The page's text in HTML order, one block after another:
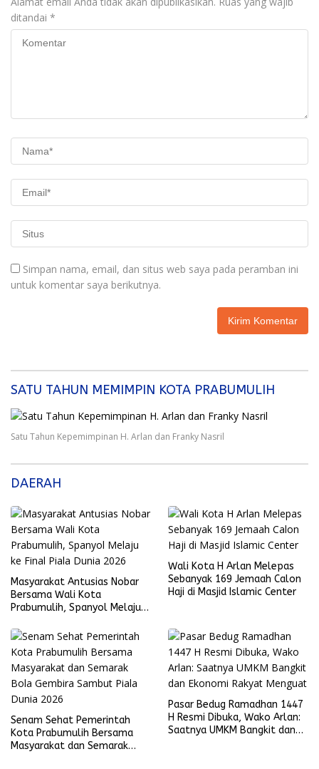
ditandai *
Simpan nama, email, dan situs web saya pada peramban ini
untuk komentar saya berikutnya.
SATU TAHUN MEMIMPIN KOTA PRABUMULIH
Satu Tahun Kepemimpinan H. Arlan dan Franky Nasril
DAERAH
Masyarakat Antusias Nobar
Bersama Wali Kota
Prabumulih, Spanyol Melaju
Wali Kota H Arlan Melepas
Sebanyak 169 Jemaah Calon
Haji di Masjid Islamic Center
Senam Sehat Pemerintah
Kota Prabumulih Bersama
Masyarakat dan Semarak
Pasar Bedug Ramadhan 1447
H Resmi Dibuka, Wako Arlan:
Saatnya UMKM Bangkit dan